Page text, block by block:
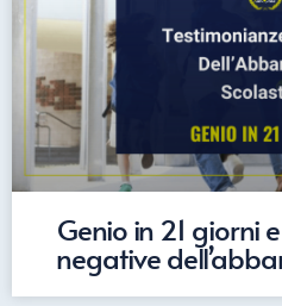
Genio in 21 giorni
negative